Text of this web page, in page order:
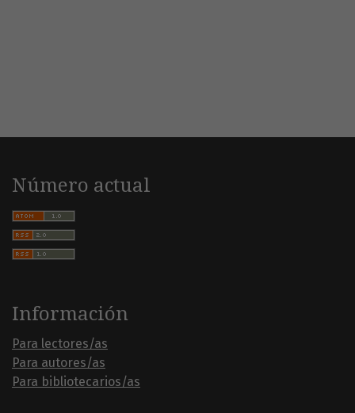
Número actual
Información
Para lectores/as
Para autores/as
Para bibliotecarios/as